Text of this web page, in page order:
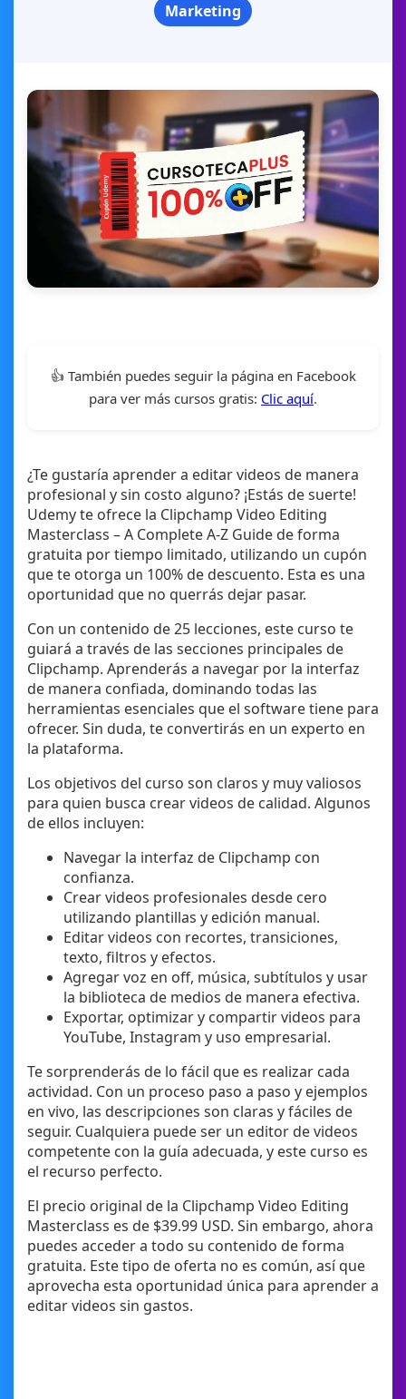
Marketing
👍 También puedes seguir la página en Facebook
para ver más cursos gratis: Clic aquí.
¿Te gustaría aprender a editar videos de manera
profesional y sin costo alguno? ¡Estás de suerte!
Udemy te ofrece la Clipchamp Video Editing
Masterclass – A Complete A-Z Guide de forma
gratuita por tiempo limitado, utilizando un cupón
que te otorga un 100% de descuento. Esta es una
oportunidad que no querrás dejar pasar.
Con un contenido de 25 lecciones, este curso te
guiará a través de las secciones principales de
Clipchamp. Aprenderás a navegar por la interfaz
de manera confiada, dominando todas las
herramientas esenciales que el software tiene para
ofrecer. Sin duda, te convertirás en un experto en
la plataforma.
Los objetivos del curso son claros y muy valiosos
para quien busca crear videos de calidad. Algunos
de ellos incluyen:
Navegar la interfaz de Clipchamp con
confianza.
Crear videos profesionales desde cero
utilizando plantillas y edición manual.
Editar videos con recortes, transiciones,
texto, filtros y efectos.
Agregar voz en off, música, subtítulos y usar
la biblioteca de medios de manera efectiva.
Exportar, optimizar y compartir videos para
YouTube, Instagram y uso empresarial.
Te sorprenderás de lo fácil que es realizar cada
actividad. Con un proceso paso a paso y ejemplos
en vivo, las descripciones son claras y fáciles de
seguir. Cualquiera puede ser un editor de videos
competente con la guía adecuada, y este curso es
el recurso perfecto.
El precio original de la Clipchamp Video Editing
Masterclass es de $39.99 USD. Sin embargo, ahora
puedes acceder a todo su contenido de forma
gratuita. Este tipo de oferta no es común, así que
aprovecha esta oportunidad única para aprender a
editar videos sin gastos.